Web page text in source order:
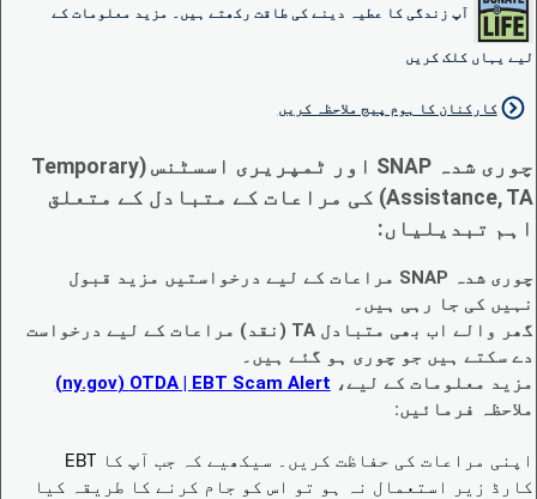
آپ زندگی کا عطیہ دینے کی طاقت رکھتے ہیں۔ مزید معلومات کے
لیے یہاں کلک کریں
کارکنان کا ہوم پیج ملاحظہ کریں
چوری شدہ SNAP اور ٹمپریری اسسٹنس (Temporary
Assistance, TA) کی مراعات کے متبادل کے متعلق
اہم تبدیلیاں:
چوری شدہ SNAP مراعات کے لیے درخواستیں مزید قبول
نہیں کی جا رہی ہیں۔
گھر والے اب بھی متبادل TA (نقد) مراعات کے لیے درخواست
دے سکتے ہیں جو چوری ہو گئے ہیں۔
مزید معلومات کے لیے، EBT Scam Alert ‏| OTDA ‏(ny.gov)
ملاحظہ فرمائیں:
اپنی مراعات کی حفاظت کریں۔ سیکھیے کہ جب آپ کا EBT
کارڈ زیر استعمال نہ ہو تو اس کو جام کرنے کا طریقہ کیا